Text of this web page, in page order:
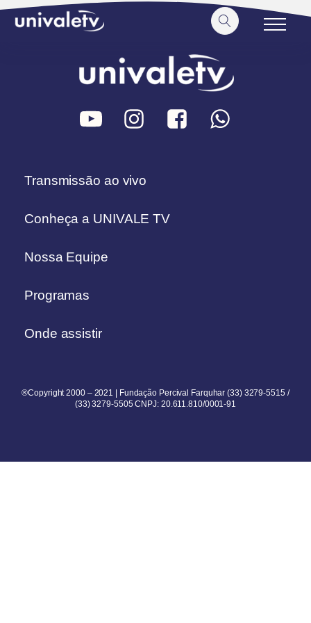
conteúdo
Transmissão ao vivo
Conheça a UNIVALE TV
Nossa Equipe
Programas
Onde assistir
®Copyright 2000 – 2021 | Fundação Percival Farquhar (33) 3279-5515 /
(33) 3279-5505 CNPJ: 20.611.810/0001-91